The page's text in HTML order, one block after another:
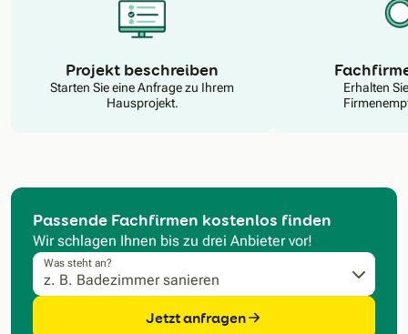
Projekt beschreiben
Starten Sie eine Anfrage zu Ihrem
Hausprojekt.
Erhalten
Passende Fachfirmen kostenlos finden
Wir schlagen Ihnen bis zu drei Anbieter vor!
Was steht an?
Jetzt anfragen